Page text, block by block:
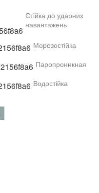
Стійка до ударних
навантажень
Морозостійка
Паропроникная
Водостійка